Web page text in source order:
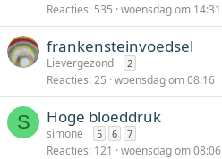
Reacties 535 woensdag om 14:31
frankensteinvoedsel
Lievergezond 2
Reacties 25 woensdag om 08:16
S Hoge bloeddruk
simone 5 6 7
Reacties 121 woensdag om 08:06